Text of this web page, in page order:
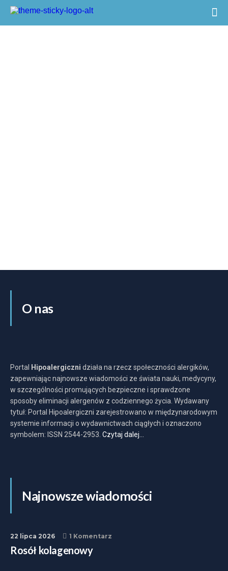
O nas
Portal Hipoalergiczni działa na rzecz społeczności alergików,
zapewniając najnowsze wiadomości ze świata nauki, medycyny,
w szczególności promujących bezpieczne i sprawdzone
sposoby eliminacji alergenów z codziennego życia. Wydawany
tytuł: Portal Hipoalergiczni zarejestrowano w międzynarodowym
systemie informacji o wydawnictwach ciągłych i oznaczono
symbolem: ISSN 2544-2953. Czytaj dalej…
Najnowsze wiadomości
22 lipca 2026 1 Komentarz
Rosół kolagenowy